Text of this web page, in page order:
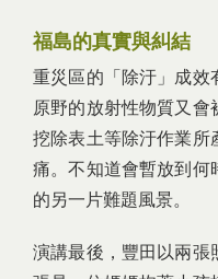
福島的真實與糾結
重災區的「除汙」成效
原野的放射性物質又會
挖除表土等除汙作業所
痛。不知道會暫放到何
的另一片難題風景。
演講最後，豐田以兩張